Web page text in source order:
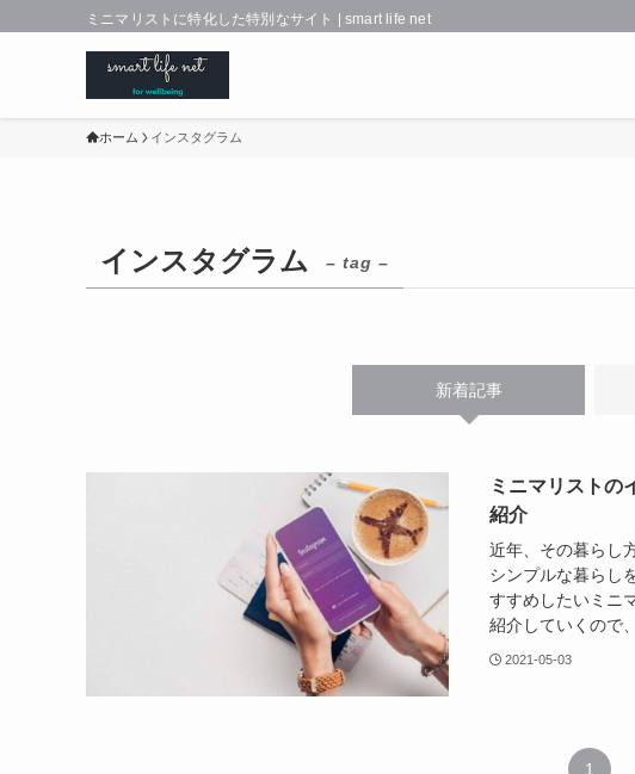
ミニマリストに特化した特別なサイト | smart life net
ホーム インスタグラム
インスタグラム – tag –
新着記事
ミニマリストの
紹介
近年、その暮らし
シンプルな暮らし
すすめしたいミニ
紹介していくので
2021-05-03
1